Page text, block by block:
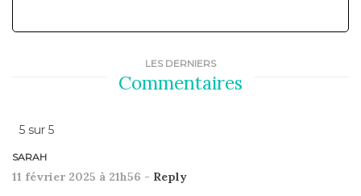
LES DERNIERS
Commentaires
5 sur 5
SARAH
11 février 2025 à 21h56 - Reply